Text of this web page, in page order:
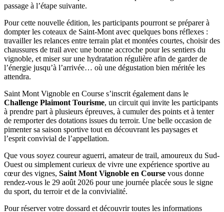
passage à l’étape suivante.
Pour cette nouvelle édition, les participants pourront se préparer à
dompter les coteaux de Saint-Mont avec quelques bons réflexes :
travailler les relances entre terrain plat et montées courtes, choisir des
chaussures de trail avec une bonne accroche pour les sentiers du
vignoble, et miser sur une hydratation régulière afin de garder de
l’énergie jusqu’à l’arrivée… où une dégustation bien méritée les
attendra.
Saint Mont Vignoble en Course s’inscrit également dans le
Challenge Plaimont Tourisme, un circuit qui invite les participants
à prendre part à plusieurs épreuves, à cumuler des points et à tenter
de remporter des dotations issues du terroir. Une belle occasion de
pimenter sa saison sportive tout en découvrant les paysages et
l’esprit convivial de l’appellation.
Que vous soyez coureur aguerri, amateur de trail, amoureux du Sud-
Ouest ou simplement curieux de vivre une expérience sportive au
cœur des vignes, Saint Mont Vignoble en Course vous donne
rendez-vous le 29 août 2026 pour une journée placée sous le signe
du sport, du terroir et de la convivialité.
Pour réserver votre dossard et découvrir toutes les informations